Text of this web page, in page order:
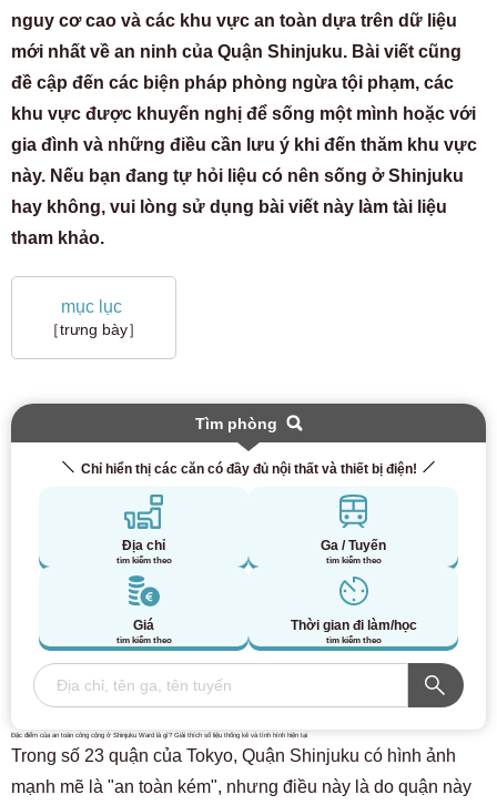
nguy cơ cao và các khu vực an toàn dựa trên dữ liệu
mới nhất về an ninh của Quận Shinjuku. Bài viết cũng
đề cập đến các biện pháp phòng ngừa tội phạm, các
khu vực được khuyến nghị để sống một mình hoặc với
gia đình và những điều cần lưu ý khi đến thăm khu vực
này. Nếu bạn đang tự hỏi liệu có nên sống ở Shinjuku
hay không, vui lòng sử dụng bài viết này làm tài liệu
tham khảo.
mục lục
［trưng bày］
Tìm phòng
Chỉ hiển thị các căn có đầy đủ nội thất và thiết bị điện!
Địa chỉ
tìm kiếm theo
Ga / Tuyến
tìm kiếm theo
Giá
tìm kiếm theo
Thời gian đi làm/học
tìm kiếm theo
Đặc điểm của an toàn công cộng ở Shinjuku Ward là gì? Giải thích số liệu thống kê và tình hình hiện tại
Trong số 23 quận của Tokyo, Quận Shinjuku có hình ảnh
mạnh mẽ là "an toàn kém", nhưng điều này là do quận này